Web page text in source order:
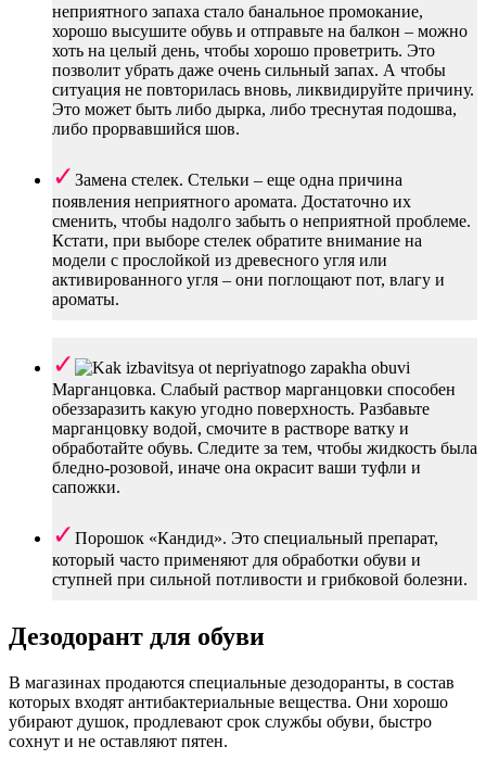
неприятного запаха стало банальное промокание,
хорошо высушите обувь и отправьте на балкон – можно
хоть на целый день, чтобы хорошо проветрить. Это
позволит убрать даже очень сильный запах. А чтобы
ситуация не повторилась вновь, ликвидируйте причину.
Это может быть либо дырка, либо треснутая подошва,
либо прорвавшийся шов.
Замена стелек. Стельки – еще одна причина
появления неприятного аромата. Достаточно их
сменить, чтобы надолго забыть о неприятной проблеме.
Кстати, при выборе стелек обратите внимание на
модели с прослойкой из древесного угля или
активированного угля – они поглощают пот, влагу и
ароматы.
Марганцовка. Слабый раствор марганцовки способен
обеззаразить какую угодно поверхность. Разбавьте
марганцовку водой, смочите в растворе ватку и
обработайте обувь. Следите за тем, чтобы жидкость была
бледно-розовой, иначе она окрасит ваши туфли и
сапожки.
Порошок «Кандид». Это специальный препарат,
который часто применяют для обработки обуви и
ступней при сильной потливости и грибковой болезни.
Дезодорант для обуви
В магазинах продаются специальные дезодоранты, в состав
которых входят антибактериальные вещества. Они хорошо
убирают душок, продлевают срок службы обуви, быстро
сохнут и не оставляют пятен.